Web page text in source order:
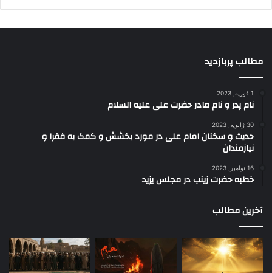
مطالب پربازدید
1 فوریه, 2023
نام پدر و نام مادر حضرت علی علیه السلام
30 ژانویه, 2023
حدیث و سخنان امام علی در مورد بخشش و کمک به فقرا و
نیازمندان
16 نوامبر, 2023
خطبه حضرت زینب در مجلس یزید
آخرین مطالب